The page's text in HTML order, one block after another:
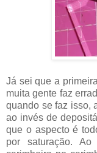
Já sei que a
muita gente faz
quando se faz isso,
ao invés de
que o aspecto é
por saturação.